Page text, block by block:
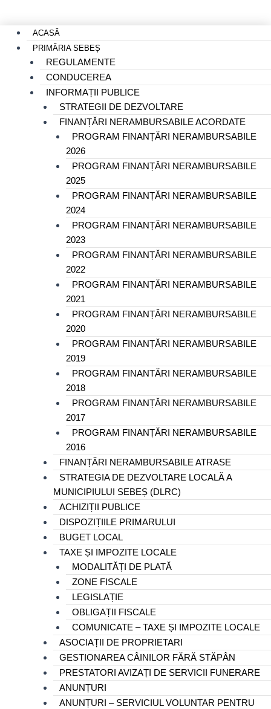
ACASĂ
PRIMĂRIA SEBEȘ
REGULAMENTE
CONDUCEREA
INFORMAȚII PUBLICE
STRATEGII DE DEZVOLTARE
FINANȚĂRI NERAMBURSABILE ACORDATE
PROGRAM FINANȚĂRI NERAMBURSABILE
2026
PROGRAM FINANȚĂRI NERAMBURSABILE
2025
PROGRAM FINANȚĂRI NERAMBURSABILE
2024
PROGRAM FINANȚĂRI NERAMBURSABILE
2023
PROGRAM FINANȚĂRI NERAMBURSABILE
2022
PROGRAM FINANȚĂRI NERAMBURSABILE
2021
PROGRAM FINANȚĂRI NERAMBURSABILE
2020
PROGRAM FINANȚĂRI NERAMBURSABILE
2019
PROGRAM FINANTĂRI NERAMBURSABILE
2018
PROGRAM FINANȚĂRI NERAMBURSABILE
2017
PROGRAM FINANȚĂRI NERAMBURSABILE
2016
FINANȚĂRI NERAMBURSABILE ATRASE
STRATEGIA DE DEZVOLTARE LOCALĂ A
MUNICIPIULUI SEBEȘ (DLRC)
ACHIZIȚII PUBLICE
DISPOZIȚIILE PRIMARULUI
BUGET LOCAL
TAXE ȘI IMPOZITE LOCALE
MODALITĂȚI DE PLATĂ
ZONE FISCALE
LEGISLAȚIE
OBLIGAȚII FISCALE
COMUNICATE – TAXE ȘI IMPOZITE LOCALE
ASOCIAȚII DE PROPRIETARI
GESTIONAREA CÂINILOR FĂRĂ STĂPÂN
PRESTATORI AVIZAȚI DE SERVICII FUNERARE
ANUNȚURI
ANUNȚURI – SERVICIUL VOLUNTAR PENTRU